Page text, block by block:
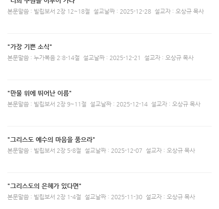
본문말씀 : 빌립보서 2장 12~18절 설교날짜 : 2025-12-28 설교자 : 오상규 목사
"가장 기쁜 소식"
본문말씀 : 누가복음 2:8-14절 설교날짜 : 2025-12-21 설교자 : 오상규 목사
"만물 위에 뛰어난 이름"
본문말씀 : 빌립보서 2장 9~11절 설교날짜 : 2025-12-14 설교자 : 오상규 목사
"그리스도 예수의 마음을 품으라"
본문말씀 : 빌립보서 2장 5-8절 설교날짜 : 2025-12-07 설교자 : 오상규 목사
"그리스도의 은헤가 있다면"
본문말씀 : 빌립보서 2장 1-4절 설교날짜 : 2025-11-30 설교자 : 오상규 목사